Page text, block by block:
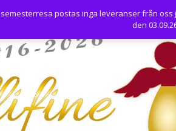
postas inga leveranser från
den